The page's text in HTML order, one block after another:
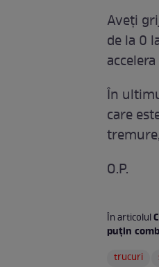
Aveţi
de la 0
În
care
O.P.
În articolul
puţin
trucuri